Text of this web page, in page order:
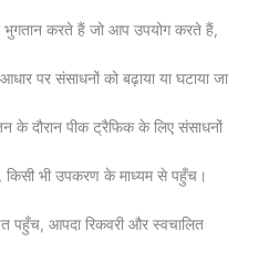
करते हैं जो आप उपयोग करते हैं,
पर संसाधनों को बढ़ाया या घटाया जा
के दौरान पीक ट्रैफिक के लिए संसाधनों
भी उपकरण के माध्यम से पहुँच।
पहुँच, आपदा रिकवरी और स्वचालित